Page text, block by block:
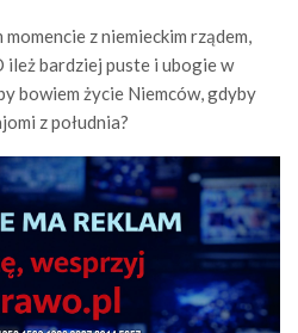
z niemieckim rządem,
ileż bardziej puste i ubogie w
bowiem życie Niemców, gdyby
z południa?